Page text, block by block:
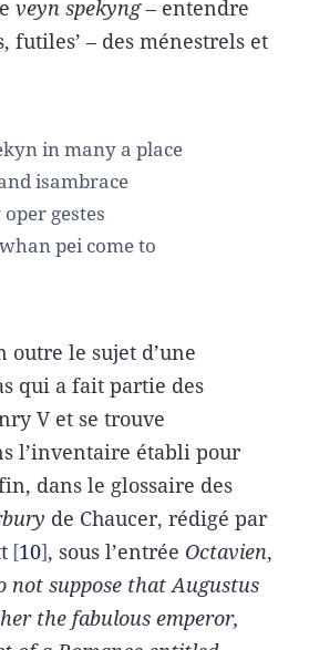
veyn spekyng– entendre
futiles’ – des ménestrels et
in many a place
isambrace
gestes
pei come to
outre le sujet d’une
qui a fait partie des
V et se trouve
l’inventaire établi pour
dans le glossaire des
de Chaucer, rédigé par
10 , sous l’entrée Octavien,
not suppose that Augustus
the fabulous emperor,